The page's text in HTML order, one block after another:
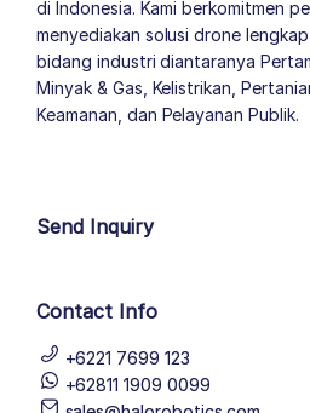
di Indonesia. Kami berkomitmen
menyediakan solusi drone
bidang industri diantaranya
Minyak & Gas, Kelistrikan,
Keamanan, dan Pelayanan Publik.
Send Inquiry
Contact Info
+6221 7699 123
+62811 1909 0099